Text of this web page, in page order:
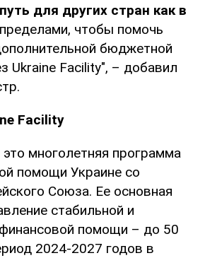
для других стран как в
чтобы помочь
бюджетной
Ukraine Facility", – добавил
Facility
многолетняя программа
помощи Украине со
Союза. Ее основная
стабильной и
помощи – до 50
2024-2027 годов в